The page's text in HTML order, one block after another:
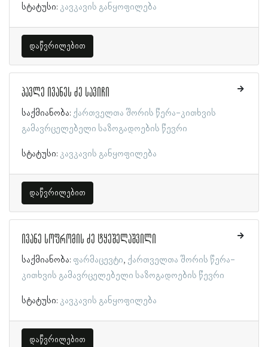
სტატუსი: კავკავის განყოფილება
დაწვრილებით
პავლე ივანეს ძე სავიჩი
საქმიანობა: ქართველთა შორის წერა-კითხვის
გამავრცელებელი საზოგადოების წევრი
სტატუსი: კავკავის განყოფილება
დაწვრილებით
ივანე სოფრომის ძე ტყეშელაშვილი
საქმიანობა: ფარმაცევტი ქართველთა შორის წერა-
კითხვის გამავრცელებელი საზოგადოების წევრი
სტატუსი: კავკავის განყოფილება
დაწვრილებით